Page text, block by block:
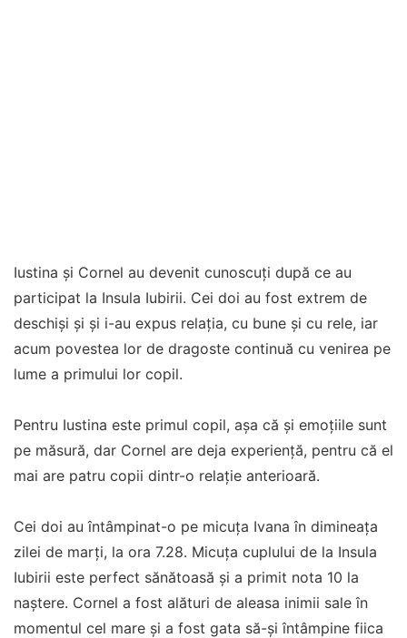
Iustina și Cornel au devenit cunoscuți după ce au
participat la Insula Iubirii. Cei doi au fost extrem de
deschiși și și i-au expus relația, cu bune și cu rele, iar
acum povestea lor de dragoste continuă cu venirea pe
lume a primului lor copil.
Pentru Iustina este primul copil, așa că și emoțiile sunt
pe măsură, dar Cornel are deja experiență, pentru că el
mai are patru copii dintr-o relație anterioară.
Cei doi au întâmpinat-o pe micuța Ivana în dimineața
zilei de marți, la ora 7.28. Micuța cuplului de la Insula
Iubirii este perfect sănătoasă și a primit nota 10 la
naștere. Cornel a fost alături de aleasa inimii sale în
momentul cel mare și a fost gata să-și întâmpine fiica